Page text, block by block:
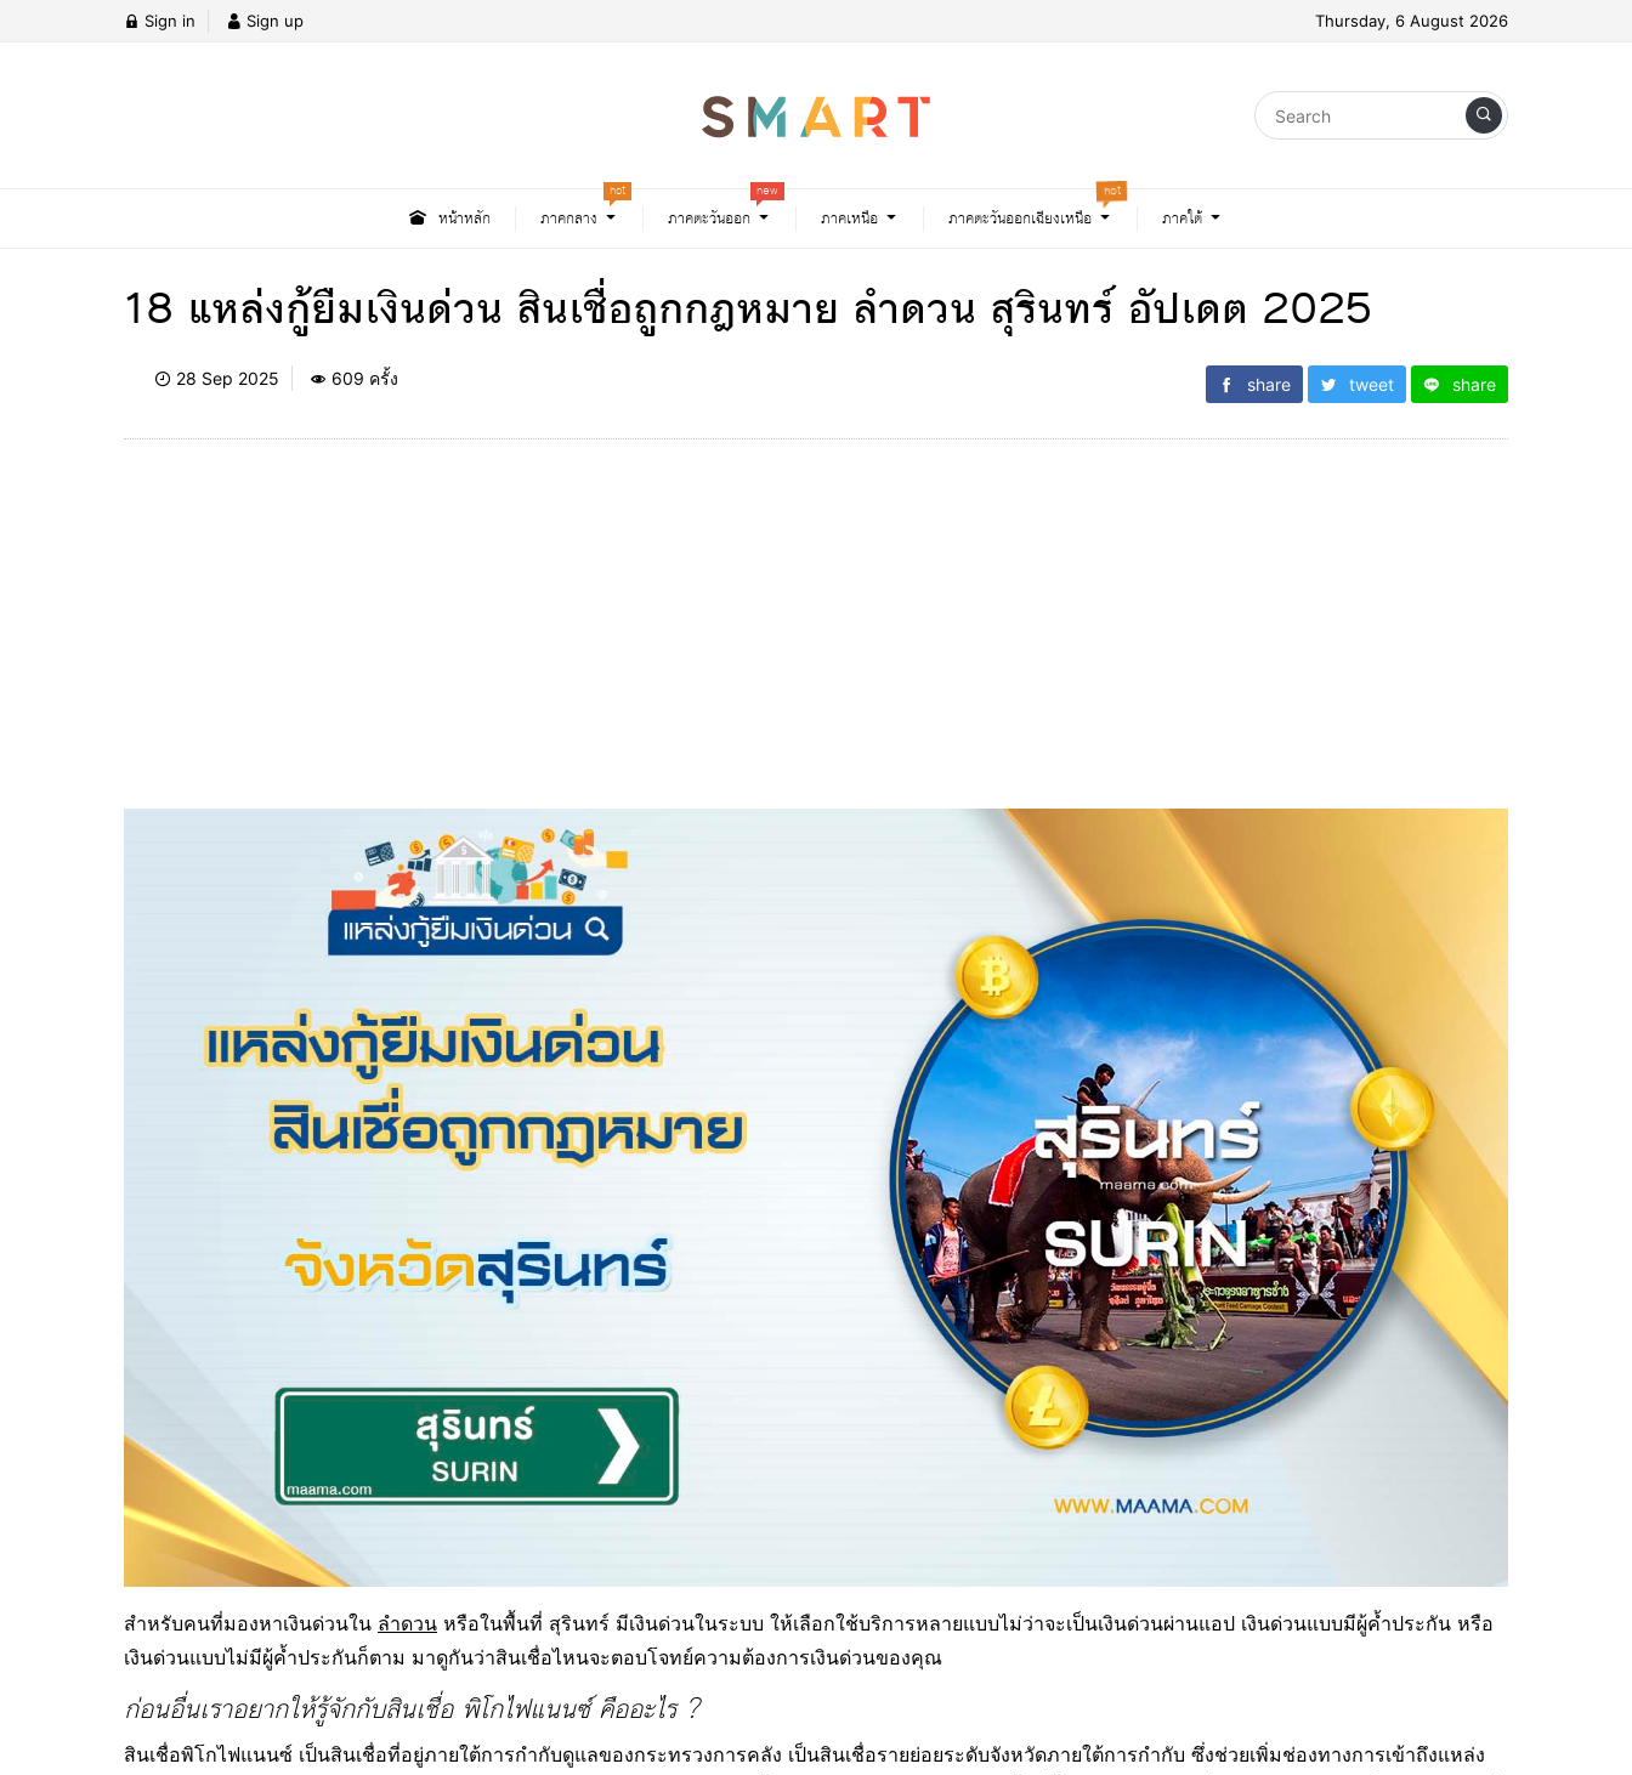
Sign in Sign up Thursday, 6 August 2026
หน้าหลัก ภาคกลาง
hot
ภาคตะวันออก
new
ภาคเหนือ ภาคตะวันออกเฉียงเหนือ
hot
ภาคใต้
18 แหล่งกู้ยืมเงินด่วน สินเชื่อถูกกฎหมาย ลำดวน สุรินทร์ อัปเดต 2025
28 Sep 2025 609 ครั้ง share tweet share
สำหรับคนที่มองหาเงินด่วนใน ลำดวน หรือในพื้นที่ สุรินทร์ มีเงินด่วนในระบบ ให้เลือกใช้บริการหลายแบบไม่ว่าจะเป็นเงินด่วนผ่านแอป เงินด่วนแบบมีผู้ค้ำประกัน หรือ
เงินด่วนแบบไม่มีผู้ค้ำประกันก็ตาม มาดูกันว่าสินเชื่อไหนจะตอบโจทย์ความต้องการเงินด่วนของคุณ
ก่อนอื่นเราอยากให้รู้จักกับสินเชื่อ พิโกไฟแนนซ์ คืออะไร ?
สินเชื่อพิโกไฟแนนซ์ เป็นสินเชื่อที่อยู่ภายใต้การกำกับดูแลของกระทรวงการคลัง เป็นสินเชื่อรายย่อยระดับจังหวัดภายใต้การกำกับ ซึ่งช่วยเพิ่มช่องทางการเข้าถึงแหล่ง